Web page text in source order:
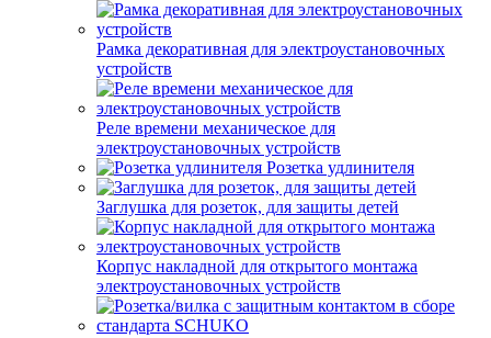
Рамка декоративная для электроустановочных
устройств
Реле времени механическое для
электроустановочных устройств
Розетка удлинителя
Заглушка для розеток, для защиты детей
Корпус накладной для открытого монтажа
электроустановочных устройств